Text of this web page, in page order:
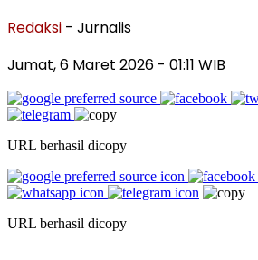
Redaksi - Jurnalis
Jumat, 6 Maret 2026 - 01:11 WIB
URL berhasil dicopy
URL berhasil dicopy